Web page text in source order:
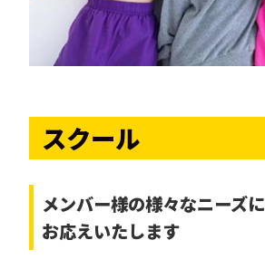
スクール
メンバー様の様々なニーズに
お応えいたします